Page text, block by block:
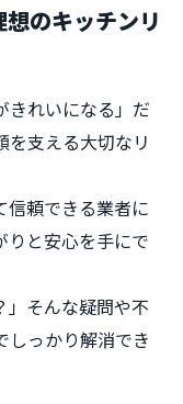
のキッチンリ
きれいになる」だ
を支える大切なリ
信頼できる業者に
りと安心を手にで
」そんな疑問や不
しっかり解消でき